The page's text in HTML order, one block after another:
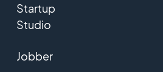
Startup
Studio
Jobber